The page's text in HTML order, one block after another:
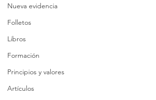
Nueva evidencia
Folletos
Libros
Formación
Principios y valores
Artículos